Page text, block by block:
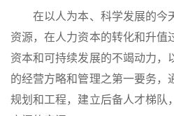
在以人为本、科学发展的今
资源，在人力资本的转化和升值
资本和可持续发展的不竭动力，
的经营方略和管理之第一要务，
规划和工程，建立后备人才梯队